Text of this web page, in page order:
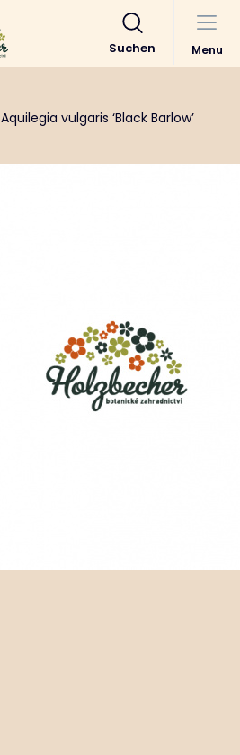
Suchen Menu
Aquilegia vulgaris ‘Black Barlow’